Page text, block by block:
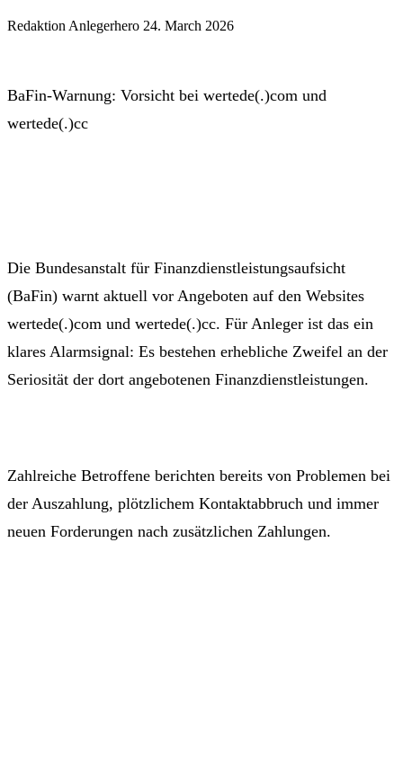
Redaktion Anlegerhero 24. March 2026
BaFin-Warnung: Vorsicht bei wertede(.)com und
wertede(.)cc
Die Bundesanstalt für Finanzdienstleistungsaufsicht
(BaFin) warnt aktuell vor Angeboten auf den Websites
wertede(.)com und wertede(.)cc. Für Anleger ist das ein
klares Alarmsignal: Es bestehen erhebliche Zweifel an der
Seriosität der dort angebotenen Finanzdienstleistungen.
Zahlreiche Betroffene berichten bereits von Problemen bei
der Auszahlung, plötzlichem Kontaktabbruch und immer
neuen Forderungen nach zusätzlichen Zahlungen.